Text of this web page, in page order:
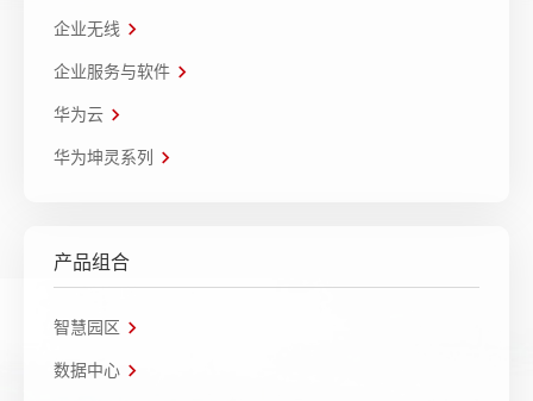
企业无线
企业服务与软件
华为云
华为坤灵系列
产品组合
智慧园区
数据中心